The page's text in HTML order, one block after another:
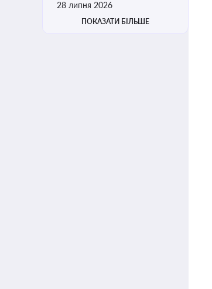
28 липня 2026
ПОКАЗАТИ БІЛЬШЕ